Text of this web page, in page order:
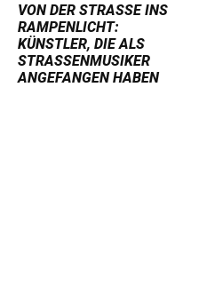
VON DER STRASSE INS R
AMPENLICHT: K
ÜNSTLER, DIE ALS S
TRASSENMUSIKER AN
GEFANGEN HABEN